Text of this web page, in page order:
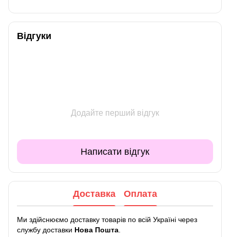
Відгуки
Додайте перший відгук
Написати відгук
Доставка Оплата
Ми здійснюємо доставку товарів по всій Україні через
службу доставки Нова Пошта